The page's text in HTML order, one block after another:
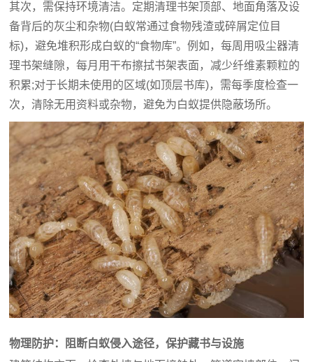
其次，需保持环境清洁。定期清理书架顶部、地面角落及设
备背后的灰尘和杂物(白蚁常通过食物残渣或碎屑定位目
标)，避免堆积形成白蚁的“食物库”。例如，每周用吸尘器清
理书架缝隙，每月用干布擦拭书架表面，减少纤维素颗粒的
积累;对于长期未使用的区域(如顶层书库)，需每季度检查一
次，清除无用资料或杂物，避免为白蚁提供隐蔽场所。
物理防护：阻断白蚁侵入途径，保护藏书与设施